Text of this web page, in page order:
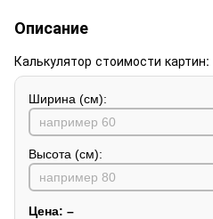
Описание
Калькулятор стоимости картин:
Ширина (см):
Высота (см):
Цена: –